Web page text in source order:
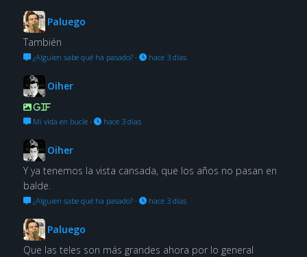
Paluego
También
¿Alguien sabe qué ha pasado?· hace 3 días
Oiher
GIF
Mi vida en bucle· hace 3 días
Oiher
Y ya tenemos la vista cansada, que los años no pasan en
balde.
¿Alguien sabe qué ha pasado?· hace 3 días
Paluego
Que las teles son más grandes ahora por lo general